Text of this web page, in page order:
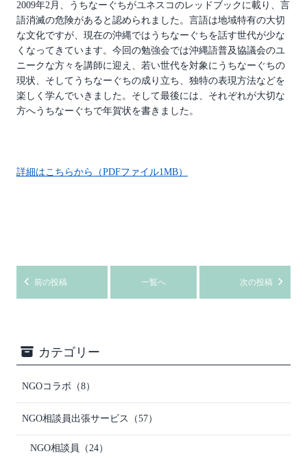
2009年2月、うちなーぐちがユネスコのレッドブックに載り、言
語消滅の危険があると認められました。言語は地域特有の大切
な文化ですが、現在の沖縄ではうちなーぐちを話す世代が少な
くなってきています。今回の勉強会では沖縄語普及協議会のユ
ニークな方々を講師に迎え、若い世代を対象にうちなーぐちの
現状、そしてうちなーぐちの成り立ち、独特の表現方法などを
楽しく学んでいきました。そして最後には、それぞれが大切な
方へうちなーぐちで年賀状を書きました。
詳細はこちらから（PDFファイル1MB）
前の投稿 一覧へ 次の投稿
カテゴリー
NGOコラボ （8）
NGO相談員出張サービス （57）
NGO相談員 （24）